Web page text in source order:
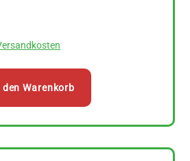
den Warenkorb